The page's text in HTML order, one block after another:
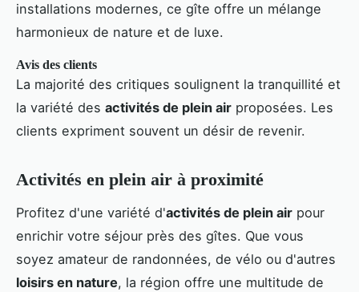
installations modernes, ce gîte offre un mélange
harmonieux de nature et de luxe.
Avis des clients
La majorité des critiques soulignent la tranquillité et
la variété des activités de plein air proposées. Les
clients expriment souvent un désir de revenir.
Activités en plein air à proximité
Profitez d'une variété d'activités de plein air pour
enrichir votre séjour près des gîtes. Que vous
soyez amateur de randonnées, de vélo ou d'autres
loisirs en nature, la région offre une multitude de